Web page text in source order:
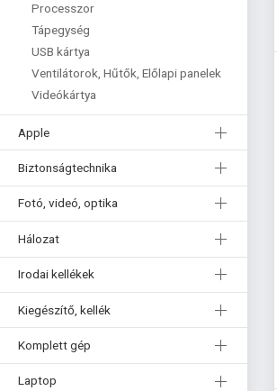
Processzor
Tápegység
USB kártya
Ventilátorok, Hűtők, Előlapi panelek
Videókártya
Apple
Biztonságtechnika
Fotó, videó, optika
Hálozat
Irodai kellékek
Kiegészítő, kellék
Komplett gép
Laptop